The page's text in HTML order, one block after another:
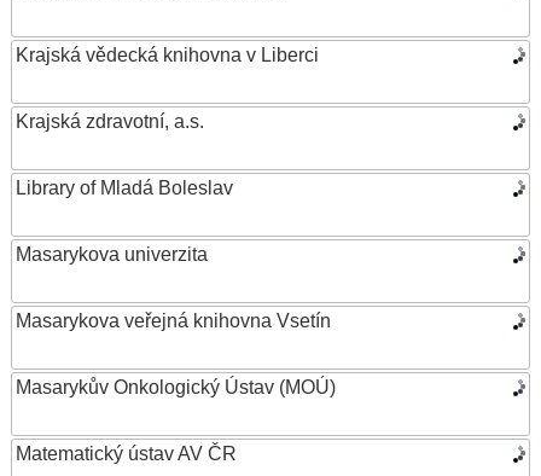
Krajská vědecká knihovna v Liberci
Krajská zdravotní, a.s.
Library of Mladá Boleslav
Masarykova univerzita
Masarykova veřejná knihovna Vsetín
Masarykův Onkologický Ústav (MOÚ)
Matematický ústav AV ČR